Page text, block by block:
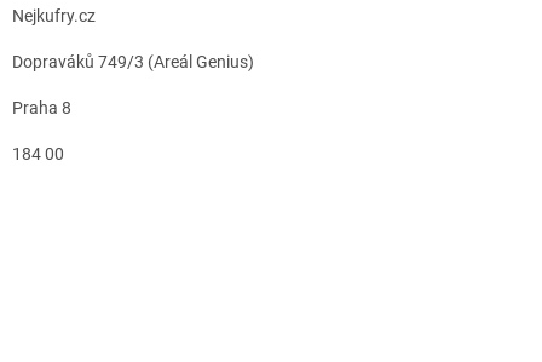
Nejkufry.cz
Dopraváků 749/3 (Areál Genius)
Praha 8
184 00